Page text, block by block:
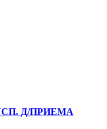
Д/ПРИЕМА